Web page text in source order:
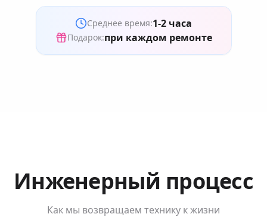
Среднее время:1-2 часа
Подарок:при каждом ремонте
Инженерный процесс
Как мы возвращаем технику к жизни